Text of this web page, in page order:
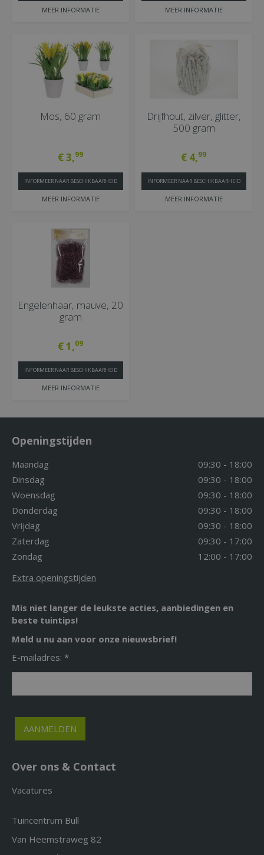
MEER INFORMATIE MEER INFORMATIE
Mos, 60 gram
€3,99
MEER INFORMATIE
INFORMEER NAAR BESCHIKBAARHEID
Drijfhout, zilver, glitter,
500 gram
€ 4,99
MEER INFORMATIE
INFORMEER NAAR BESCHIKBAARHEID
Engelenhaar, mauve, 20
gram
€1,09
MEER INFORMATIE
INFORMEER NAAR BESCHIKBAARHEID
Openingstijden
Maandag
09:30 - 18:00
Dinsdag
09:30 - 18:00
Woensdag
09:30 - 18:00
Donderdag
09:30 - 18:00
Vrijdag
09:30 - 18:00
Zaterdag
09:30 - 17:00
Zondag
12:00 - 17:00
Extra openingstijden
Mis niet langer de leukste acties, aanbiedingen en
beste tuintips!
Meld u nu aan voor onze nieuwsbrief!
E-mailadres: *
Over ons & Contact
Vacatures
Tuincentrum Bull
Van Heemstraweg 82